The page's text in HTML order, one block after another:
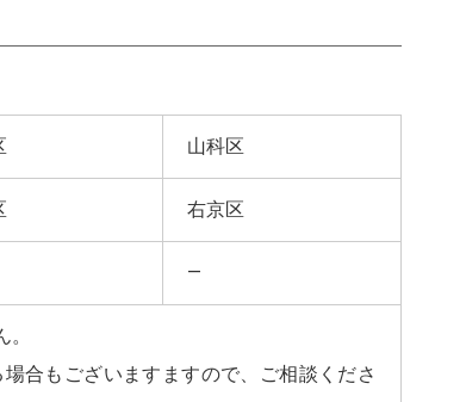
山科区
右京区
―
合もございますますので、ご相談くださ